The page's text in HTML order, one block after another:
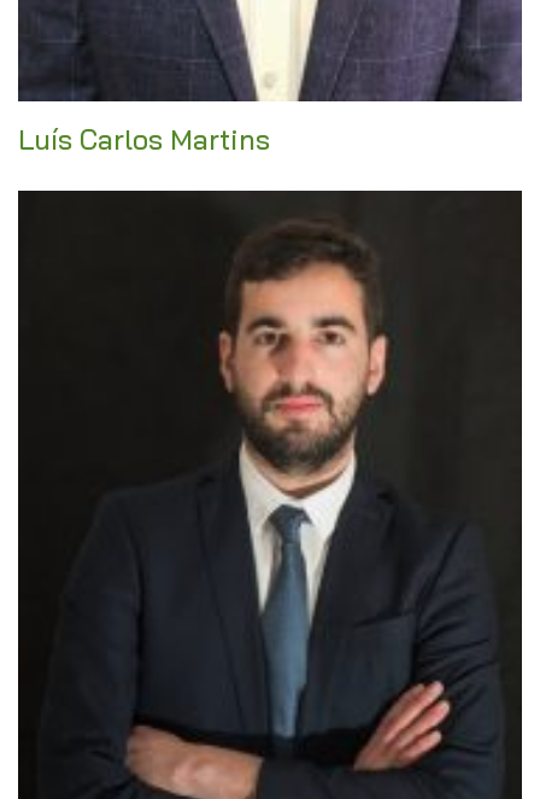
Luís Carlos Martins